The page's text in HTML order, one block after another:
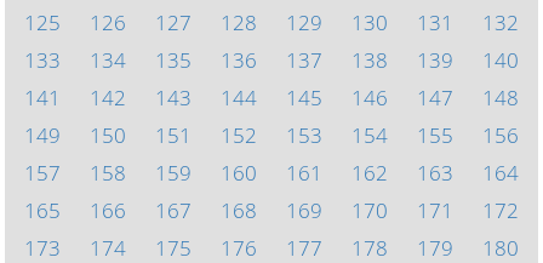
125
126 127 128 129 130 131
132
133
134 135 136 137 138 139
140
141
142 143 144 145 146 147
148
149
150 151 152 153 154 155
156
157
158 159 160 161 162 163
164
165
166 167 168 169 170 171
172
173
174 175 176 177 178 179
180